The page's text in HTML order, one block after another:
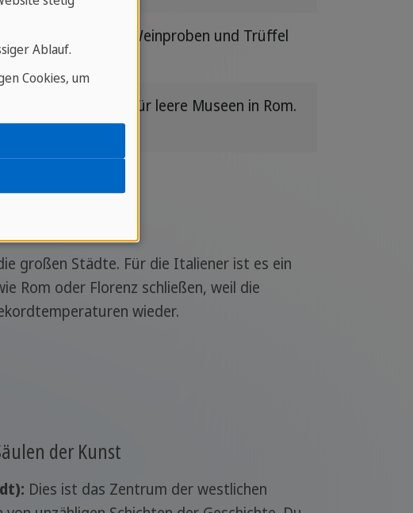
Am besten für Weinproben und Trüffel
für die Alpen oder für leere Museen in Rom.
großen Städte. Für die Italiener ist es ein
Rom oder Florenz schließen, weil die
wieder.
der Kunst
Dies ist das Zentrum der westlichen
Ablauf.
Cookies, um